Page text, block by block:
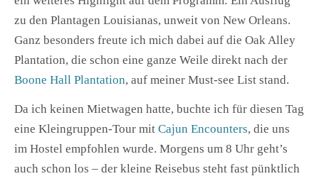
zu den Plantagen Louisianas, unweit von New Orleans.
Ganz besonders freute ich mich dabei auf die Oak Alley
Plantation, die schon eine ganze Weile direkt nach der
Boone Hall Plantation, auf meiner Must-see List stand.
Da ich keinen Mietwagen hatte, buchte ich für diesen Tag
eine Kleingruppen-Tour mit Cajun Encounters, die uns
im Hostel empfohlen wurde. Morgens um 8 Uhr geht’s
auch schon los – der kleine Reisebus steht fast pünktlich